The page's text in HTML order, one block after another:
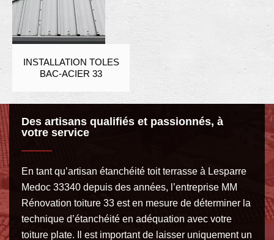
INSTALLATION TOLES
BAC-ACIER 33
Des artisans qualifiés et passionnés, à
votre service
En tant qu’artisan étanchéité toit terrasse à Lesparre
Medoc 33340 depuis des années, l’entreprise MM
Rénovation toiture 33 est en mesure de déterminer la
technique d’étanchéité en adéquation avec votre
toiture plate. Il est important de laisser uniquement un